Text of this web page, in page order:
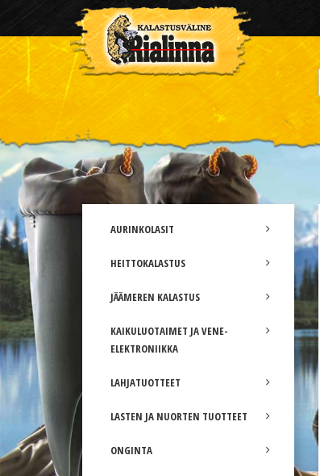
AURINKOLASIT
HEITTOKALASTUS
JÄÄMEREN KALASTUS
KAIKULUOTAIMET JA VENE-
ELEKTRONIIKKA
LAHJATUOTTEET
LASTEN JA NUORTEN TUOTTEET
ONGINTA